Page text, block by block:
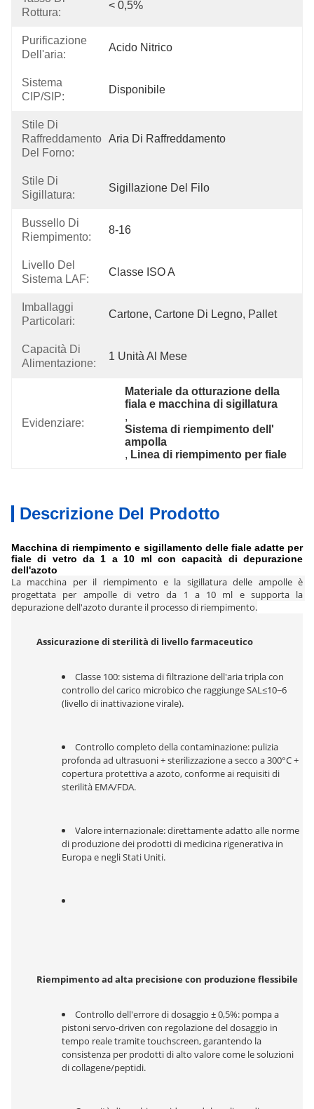
Rottura:
< 0,5%
Purificazione
Dell'aria:
Acido Nitrico
Sistema
CIP/SIP:
Disponibile
Stile Di
Raffreddamento
Del Forno:
Aria Di Raffreddamento
Stile Di
Sigillatura:
Sigillazione Del Filo
Bussello Di
Riempimento:
8-16
Livello Del
Sistema LAF:
Classe ISO A
Imballaggi
Particolari:
Cartone, Cartone Di Legno, Pallet
Capacità Di
Alimentazione:
1 Unità Al Mese
Evidenziare:
Materiale da otturazione della
fiala e macchina di sigillatura
,
Sistema di riempimento dell'
ampolla
, Linea di riempimento per fiale
Descrizione Del Prodotto
Macchina di riempimento e sigillamento delle fiale adatte per
fiale di vetro da 1 a 10 ml con capacità di depurazione
dell'azoto
La macchina per il riempimento e la sigillatura delle ampolle è
progettata per ampolle di vetro da 1 a 10 ml e supporta la
depurazione dell'azoto durante il processo di riempimento.
Assicurazione di sterilità di livello farmaceutico
Classe 100: sistema di filtrazione dell'aria tripla con
controllo del carico microbico che raggiunge SAL≤10−6
(livello di inattivazione virale).
Controllo completo della contaminazione: pulizia
profonda ad ultrasuoni + sterilizzazione a secco a 300°C +
copertura protettiva a azoto, conforme ai requisiti di
sterilità EMA/FDA.
Valore internazionale: direttamente adatto alle norme
di produzione dei prodotti di medicina rigenerativa in
Europa e negli Stati Uniti.
Riempimento ad alta precisione con produzione flessibile
Controllo dell'errore di dosaggio ± 0,5%: pompa a
pistoni servo-driven con regolazione del dosaggio in
tempo reale tramite touchscreen, garantendo la
consistenza per prodotti di alto valore come le soluzioni
di collagene/peptidi.